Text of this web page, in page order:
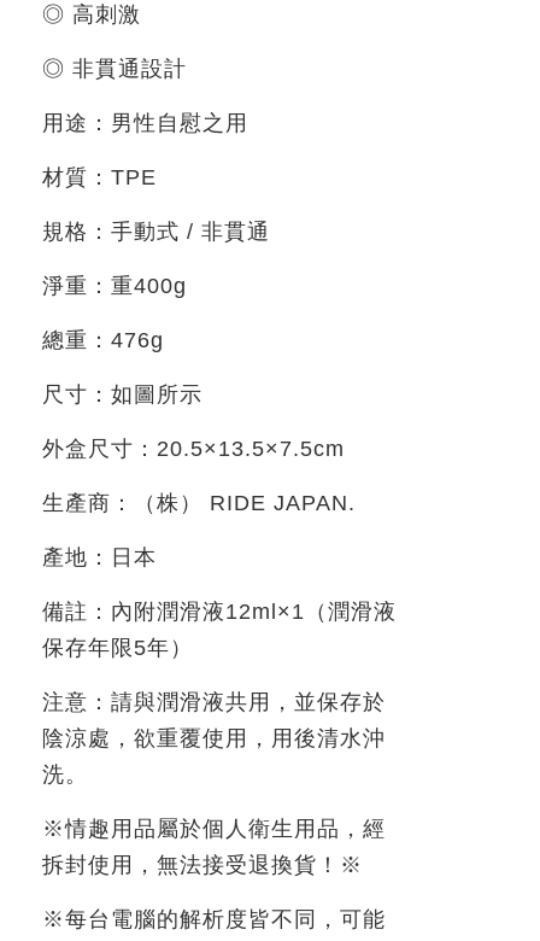
◎ 高刺激
◎ 非貫通設計
用途：男性自慰之用
材質： TPE
規格：手動式 / 非貫通
淨重： 重400g
總重： 476g
尺寸：如圖所示
外盒尺寸： 20.5× 13.5× 7.5cm
生產商：（株） RIDE JAPAN.
產地：日本
備註：內附潤滑液12ml×1 （潤滑液
保存年限 5年）
注意：請與潤滑液共用，並保存於
陰涼處，欲重覆使用，用後清水沖
洗。
※情趣用品屬於個人衛生用品，經
拆封使用，無法接受退換貨！ ※
※每台電腦的解析度皆不同，可能